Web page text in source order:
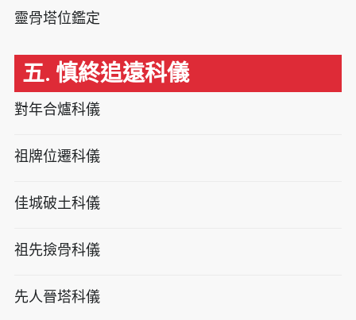
靈骨塔位鑑定
五. 慎終追遠科儀
對年合爐科儀
祖牌位遷科儀
佳城破土科儀
祖先撿骨科儀
先人晉塔科儀